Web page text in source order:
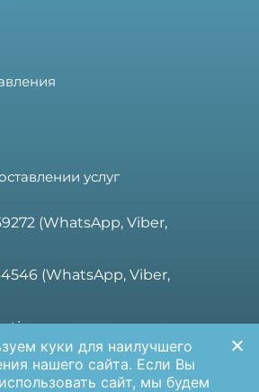
услуг
(WhatsApp, Viber,
(WhatsApp, Viber,
1 60314 Frankfurt am
куки для наилучшего
нашего сайта. Если Вы
сайт, мы будем